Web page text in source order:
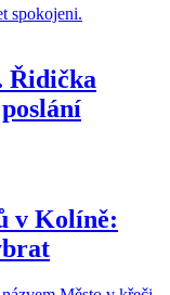
Řidička
v Kolíně: